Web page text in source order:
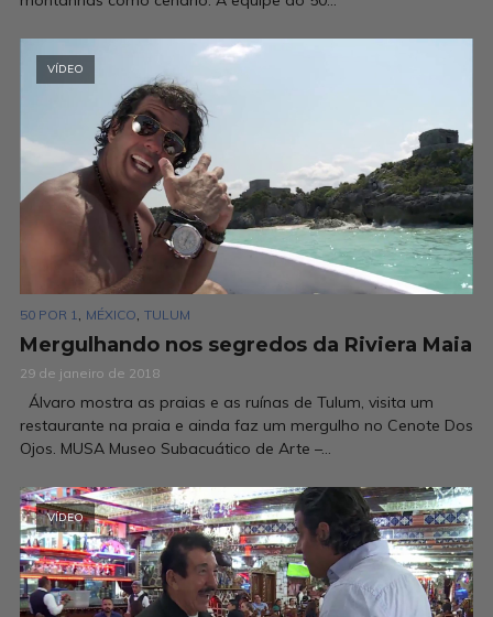
VÍDEO
50 POR 1, MÉXICO, TULUM
Mergulhando nos segredos da Riviera Maia
29 de janeiro de 2018
Álvaro mostra as praias e as ruínas de Tulum, visita um
restaurante na praia e ainda faz um mergulho no Cenote Dos
Ojos. MUSA Museo Subacuático de Arte –...
VÍDEO